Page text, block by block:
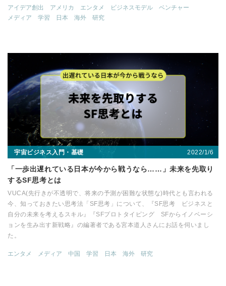
アイデア創出 アメリカ エンタメ ビジネスモデル
ベンチャー
メディア
学習 日本 海外 研究
宇宙ビジネス入門・基礎 2022/1/6
「一歩出遅れている日本が今から戦うなら……」未来を先取り
するSF思考とは
VUCA(先行きが不透明で、将来の予測が困難な状態な)時代とも言われる
今、知っておきたい思考法「SF思考」について、『SF思考 ビジネスと
自分の未来を考えるスキル』『SFプロトタイピング SFからイノベーシ
ョンを生み出す新戦略』の編著者である宮本道人さんにお話を伺いまし
た。
エンタメ メディア 中国 学習 日本 海外 研究